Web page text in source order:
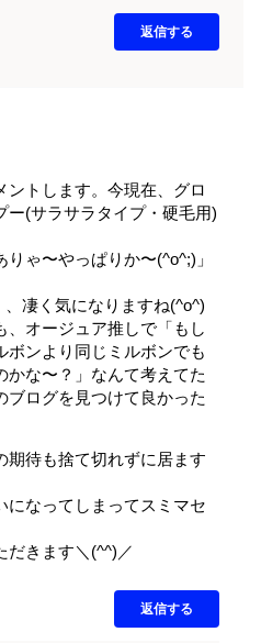
返信する
ントします。今現在、グロ
ー(サラサラタイプ・硬毛用)
ゃ〜やっぱりか〜(^o^;)」
凄く気になりますね(^o^)
、オージュア推しで「もし
ボンより同じミルボンでも
かな〜？」なんて考えてた
ブログを見つけて良かった
期待も捨て切れずに居ます
になってしまってスミマセ
だきます＼(^^)／
返信する